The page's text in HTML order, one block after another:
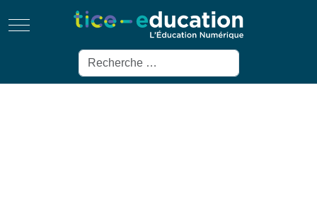
Mobile Menu Toggle
Rechercher